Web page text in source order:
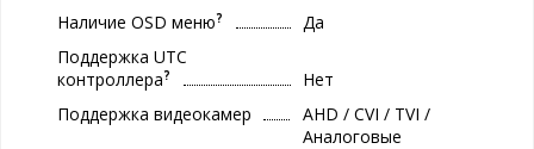
Наличие OSD меню?
Да
Поддержка UTC
контроллера?
Нет
Поддержка видеокамер
AHD / CVI / TVI /
Аналоговые